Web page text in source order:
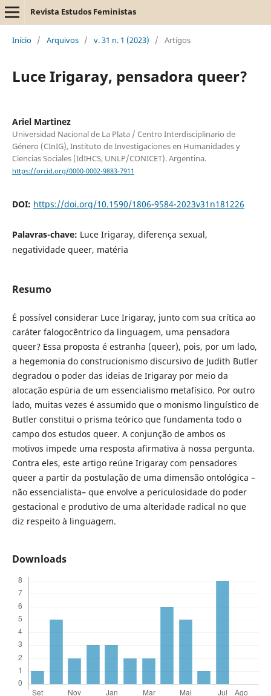
Revista Estudos Feministas
Início / Arquivos / v. 31 n. 1 (2023) / Artigos
Luce Irigaray, pensadora queer?
Ariel Martinez
Universidad Nacional de La Plata / Centro Interdisciplinario de
Género (CInIG), Instituto de Investigaciones en Humanidades y
Ciencias Sociales (IdIHCS, UNLP/CONICET). Argentina.
https://orcid.org/0000-0002-9883-7911
DOI: https://doi.org/10.1590/1806-9584-2023v31n181226
Palavras-chave: Luce Irigaray, diferença sexual,
negatividade queer, matéria
Resumo
É possível considerar Luce Irigaray, junto com sua crítica ao
caráter falogocêntrico da linguagem, uma pensadora
queer? Essa proposta é estranha (queer), pois, por um lado,
a hegemonia do construcionismo discursivo de Judith Butler
degradou o poder das ideias de Irigaray por meio da
alocação espúria de um essencialismo metafísico. Por outro
lado, muitas vezes é assumido que o monismo linguístico de
Butler constitui o prisma teórico que fundamenta todo o
campo dos estudos queer. A conjunção de ambos os
motivos impede uma resposta afirmativa à nossa pergunta.
Contra eles, este artigo reúne Irigaray com pensadores
queer a partir da postulação de uma dimensão ontológica –
não essencialista– que envolve a periculosidade do poder
gestacional e produtivo de uma alteridade radical no que
diz respeito à linguagem.
Downloads